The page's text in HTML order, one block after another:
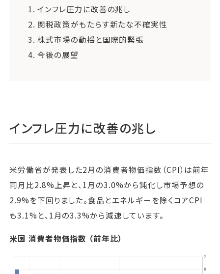
1. インフレ圧力に改善の兆し
2. 関税政策がもたらす新たな不確実性
3. 株式市場の動揺と国際的緊張
4. 今後の展望
インフレ圧力に改善の兆し
米労働省が発表した2月の消費者物価指数（CPI）は前年
同月比2.8%上昇と、1月の3.0%から鈍化し市場予想の
2.9%を下回りました。食品とエネルギーを除くコアCPI
も3.1%と、1月の3.3%から減速しています。
米国 消費者物価指数 （前年比）